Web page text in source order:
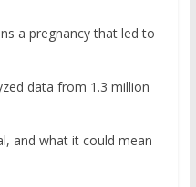
a pregnancy that led to
data from 1.3 million
and what it could mean